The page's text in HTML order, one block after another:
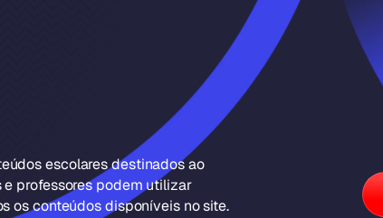
escolares destinados ao
e professores podem utilizar
os conteúdos disponíveis no site.